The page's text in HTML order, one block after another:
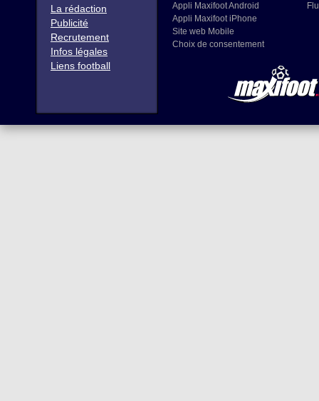
La rédaction
Publicité
Recrutement
Infos légales
Liens football
Appli Maxifoot Android
Appli Maxifoot iPhone
Site web Mobile
Choix de consentement